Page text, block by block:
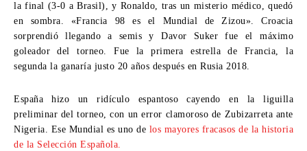
la final (3-0 a Brasil), y Ronaldo, tras un misterio médico, quedó
en sombra. «Francia 98 es el Mundial de Zizou». Croacia
sorprendió llegando a semis y Davor Suker fue el máximo
goleador del torneo. Fue la primera estrella de Francia, la
segunda la ganaría justo 20 años después en Rusia 2018.
España hizo un ridículo espantoso cayendo en la liguilla
preliminar del torneo, con un error clamoroso de Zubizarreta ante
Nigeria. Ese Mundial es uno de los mayores fracasos de la historia
de la Selección Española.